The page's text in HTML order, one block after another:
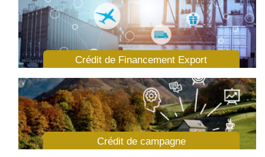
Crédit de Financement Export
Crédit de campagne